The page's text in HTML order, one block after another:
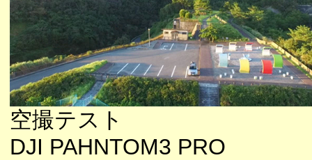
空撮テスト
DJI PAHNTOM3 PRO